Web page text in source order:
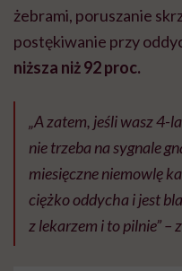
żebrami, poruszanie
postękiwanie przy
niższa niż 92 proc.
„A zatem, jeśli wasz 4-
nie trzeba na sygnale
miesięczne niemowlę
ciężko oddycha i jest
z lekarzem i to pilnie” –